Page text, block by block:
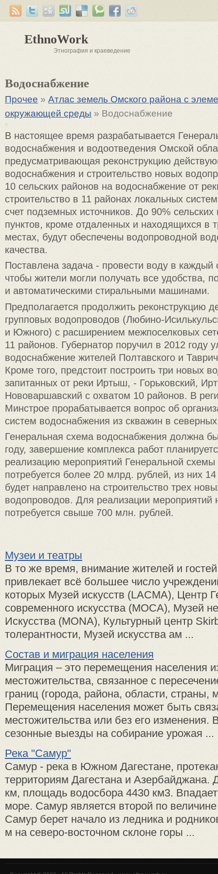
EthnoWork
Этнография и краеведение
Водоснабжение
Прочее » Атлас земель Омского района с
окружающей среды » Водоснабжение
В настоящее время разрабатывается
водоснабжения и водоотведения Омской
предусматривающая реконструкцию
водоснабжения и строительство новых
10 сельских районов на водоснабжение от
строительство в 11 районах локальных
счет подземных источников. До 90%
пунктов, кроме отдаленных и находящихся в
местах, будут обеспечены водопроводной
качества.
Поставлена задача - провести воду в каждый
чтобы жители могли получать все удобства,
и автоматическими стиральными машинами.
Предполагается продолжить реконструкцию
групповых водопроводов (Любино-
и Южного) с расширением межпоселковых
11 районов. Губернатор поручил в 2012 году
водоснабжение жителей Полтавского и
Кроме того, предстоит построить три новых
запитанных от реки Иртыш, - Горьковский,
Нововаршавский с охватом 10 районов. В
Минстрое прорабатывается вопрос об
систем водоснабжения из скважин в
Генеральная схема водоснабжения должна
году, завершение комплекса работ
реализацию мероприятий Генеральной
потребуется более 20 млрд. рублей, из них
будет направлено на строительство трех
водопроводов. Для реализации мероприятий
потребуется свыше 700 млн. рублей.
Музеи и театры
В то же время, внимание жителей и
привлекает всё большее число
которых Музей искусств (LACMA), Центр
современного искусства (МОСА), Музей
Искусства (MONA), Культурный центр
толерантности, Музей искусства ам ...
Состав и миграция населения
Миграция – это перемещения населения
местожительства, связанное с
границ (города, района, области, страны,
Перемещения населения может быть
местожительства или без его изменения.
сезонные выезды на собирание урожая ...
Река "Самур"
Самур - река в Южном Дагестане,
территориям Дагестана и Азербайджана.
км, площадь водосбора 4430 км3.
море. Самур является второй по
Самур берет начало из ледника и
м на северо-восточном склоне горы ...